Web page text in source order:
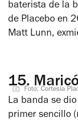
baterista de la
de Placebo en
Matt Lunn,
15.Foto: Cortesía
La banda se dio
primer sencillo